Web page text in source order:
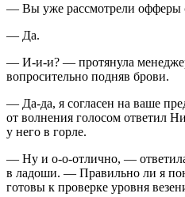
— Вы уже рассмотрели офферы
— Да.
— И-и-и? — протянула
вопросительно подняв брови.
— Да-да, я согласен на ваше
от волнения голосом ответил
у него в горле.
— Ну и о-о-отлично, —
в ладоши. — Правильно ли я
готовы к проверке уровня